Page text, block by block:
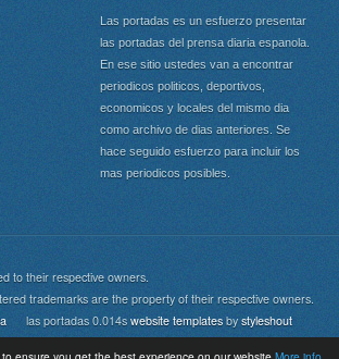
Las portadas es un esfuerzo presentar
las portadas del prensa diaria espanola.
En ese sitio ustedes van a encontrar
periodicos politicos, deportivos,
economicos y locales del mismo dia
como archivo de dias anteriores. Se
hace seguido esfuerzo para incluir los
mas periodicos posibles.
to their respective owners.
trademarks are the property of their respective owners.
las portadas 0.014s website templatesby styleshout